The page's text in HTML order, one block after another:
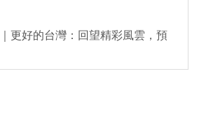
更好的台灣：回望精彩風雲，預